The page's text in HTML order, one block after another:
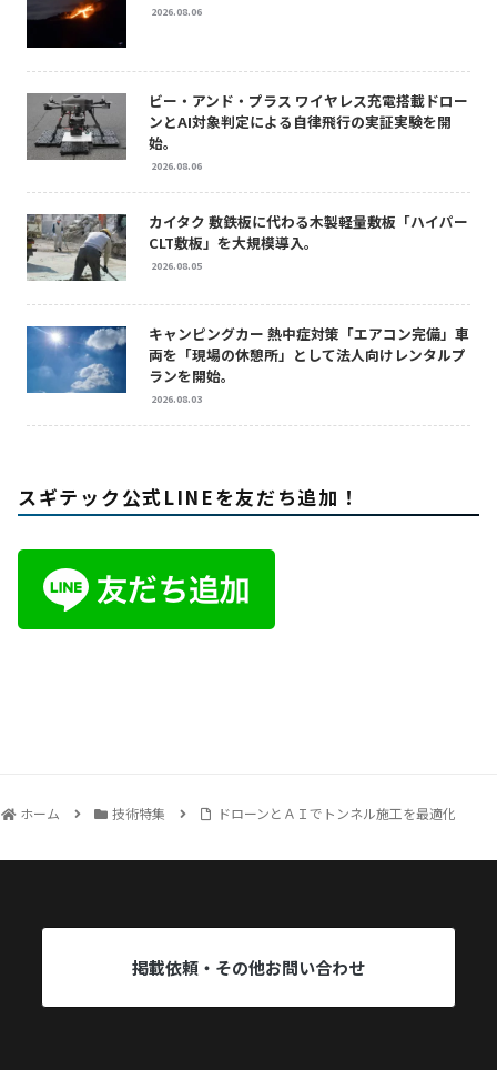
2026.08.06
ビー・アンド・プラス ワイヤレス充電搭載ドロー
ンとAI対象判定による自律飛行の実証実験を開
始。
2026.08.06
カイタク 敷鉄板に代わる木製軽量敷板「ハイパー
CLT敷板」を大規模導入。
2026.08.05
キャンピングカー 熱中症対策「エアコン完備」車
両を「現場の休憩所」として法人向けレンタルプ
ランを開始。
2026.08.03
スギテック公式LINEを友だち追加！
ホーム 技術特集 ドローンとＡＩでトンネル施工を最適化
掲載依頼・その他お問い合わせ